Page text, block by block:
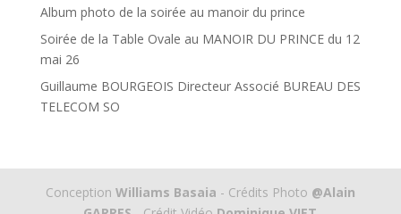
Album photo de la soirée au manoir du prince
Soirée de la Table Ovale au MANOIR DU PRINCE du 12
mai 26
Guillaume BOURGEOIS Directeur Associé BUREAU DES
TELECOM SO
Conception Williams Basaia - Crédits Photo @Alain